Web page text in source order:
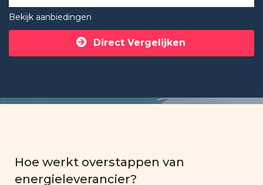
Bekijk aanbiedingen
Direct Vergelijken
Hoe werkt overstappen van
energieleverancier?